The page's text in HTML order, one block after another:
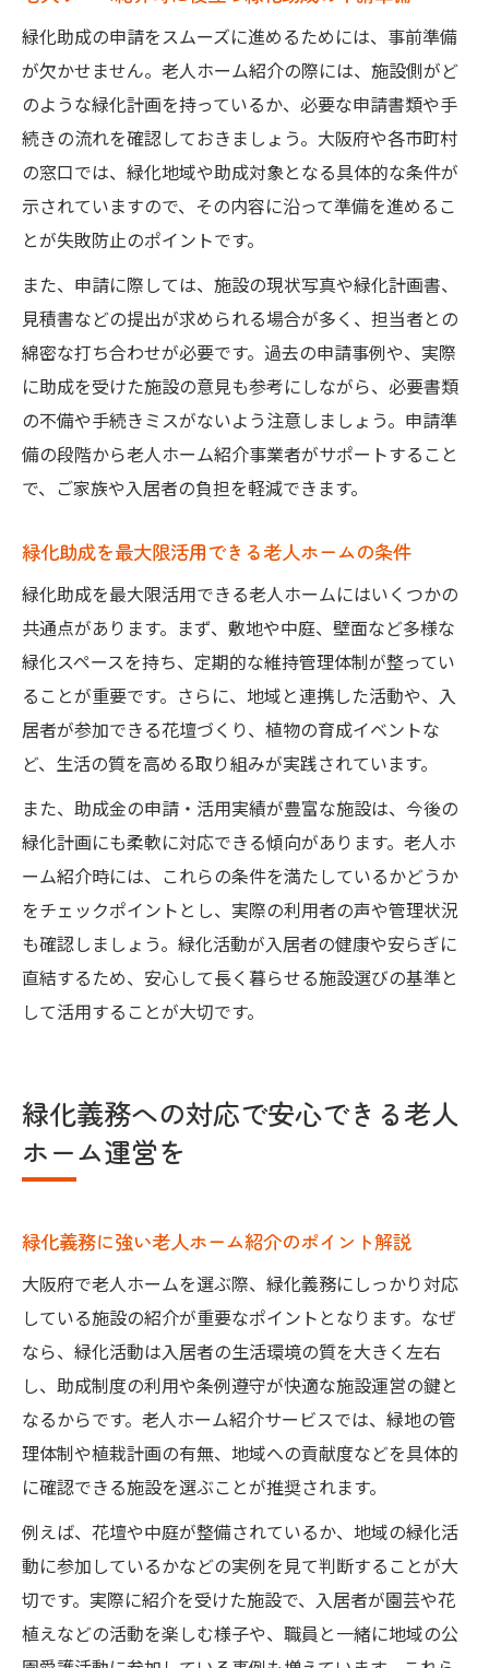
緑化助成の申請をスムーズに進めるためには、事前準備
が欠かせません。老人ホーム紹介の際には、施設側がど
のような緑化計画を持っているか、必要な申請書類や手
続きの流れを確認しておきましょう。大阪府や各市町村
の窓口では、緑化地域や助成対象となる具体的な条件が
示されていますので、その内容に沿って準備を進めるこ
とが失敗防止のポイントです。
また、申請に際しては、施設の現状写真や緑化計画書、
見積書などの提出が求められる場合が多く、担当者との
綿密な打ち合わせが必要です。過去の申請事例や、実際
に助成を受けた施設の意見も参考にしながら、必要書類
の不備や手続きミスがないよう注意しましょう。申請準
備の段階から老人ホーム紹介事業者がサポートすること
で、ご家族や入居者の負担を軽減できます。
緑化助成を最大限活用できる老人ホームの条件
緑化助成を最大限活用できる老人ホームにはいくつかの
共通点があります。まず、敷地や中庭、壁面など多様な
緑化スペースを持ち、定期的な維持管理体制が整ってい
ることが重要です。さらに、地域と連携した活動や、入
居者が参加できる花壇づくり、植物の育成イベントな
ど、生活の質を高める取り組みが実践されています。
また、助成金の申請・活用実績が豊富な施設は、今後の
緑化計画にも柔軟に対応できる傾向があります。老人ホ
ーム紹介時には、これらの条件を満たしているかどうか
をチェックポイントとし、実際の利用者の声や管理状況
も確認しましょう。緑化活動が入居者の健康や安らぎに
直結するため、安心して長く暮らせる施設選びの基準と
して活用することが大切です。
緑化義務への対応で安心できる老人
ホーム運営を
緑化義務に強い老人ホーム紹介のポイント解説
大阪府で老人ホームを選ぶ際、緑化義務にしっかり対応
している施設の紹介が重要なポイントとなります。なぜ
なら、緑化活動は入居者の生活環境の質を大きく左右
し、助成制度の利用や条例遵守が快適な施設運営の鍵と
なるからです。老人ホーム紹介サービスでは、緑地の管
理体制や植栽計画の有無、地域への貢献度などを具体的
に確認できる施設を選ぶことが推奨されます。
例えば、花壇や中庭が整備されているか、地域の緑化活
動に参加しているかなどの実例を見て判断することが大
切です。実際に紹介を受けた施設で、入居者が園芸や花
植えなどの活動を楽しむ様子や、職員と一緒に地域の公